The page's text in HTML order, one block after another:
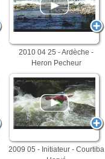
2010 04 25 - Ardèche -
Heron Pecheur
2009 05 - Initiateur - Courtiba